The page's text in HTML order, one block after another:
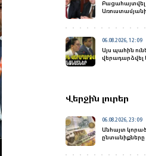
Բացահայտվել
խոշոր
06.08.2026, 12:09
Այս պահին
վերադարձվել
Վերջին լուրեր
06.08.2026, 23:09
Անհայտ